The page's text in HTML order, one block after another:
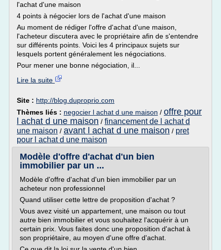
l'achat d'une maison
4 points à négocier lors de l'achat d'une maison
Au moment de rédiger l'offre d'achat d'une maison,
l'acheteur discutera avec le propriétaire afin de s'entendre
sur différents points. Voici les 4 principaux sujets sur
lesquels portent généralement les négociations.
Pour mener une bonne négociation, il...
Lire la suite
Site : http://blog.duproprio.com
Thèmes liés : negocier l achat d une maison / offre pour
l achat d une maison / financement de l achat d
une maison / avant l achat d une maison / pret
pour l achat d une maison
Modèle d'offre d'achat d'un bien
immobilier par un ...
Modèle d'offre d'achat d'un bien immobilier par un
acheteur non professionnel
Quand utiliser cette lettre de proposition d'achat ?
Vous avez visité un appartement, une maison ou tout
autre bien immobilier et vous souhaitez l'acquérir à un
certain prix. Vous faites donc une proposition d'achat à
son propriétaire, au moyen d'une offre d'achat.